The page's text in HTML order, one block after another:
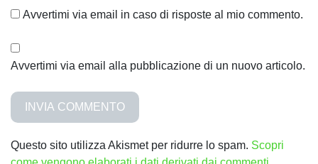
Avvertimi via email in caso di risposte al mio commento.
Avvertimi via email alla pubblicazione di un nuovo articolo.
Questo sito utilizza Akismet per ridurre lo spam. Scopri